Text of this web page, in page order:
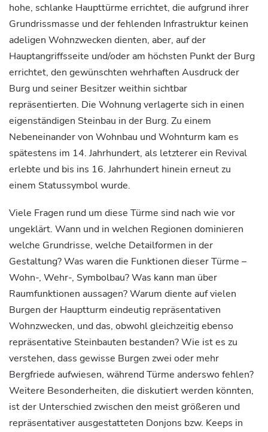
hohe, schlanke Haupttürme errichtet, die aufgrund ihrer
Grundrissmasse und der fehlenden Infrastruktur keinen
adeligen Wohnzwecken dienten, aber, auf der
Hauptangriffsseite und/oder am höchsten Punkt der Burg
errichtet, den gewünschten wehrhaften Ausdruck der
Burg und seiner Besitzer weithin sichtbar
repräsentierten. Die Wohnung verlagerte sich in einen
eigenständigen Steinbau in der Burg. Zu einem
Nebeneinander von Wohnbau und Wohnturm kam es
spätestens im 14. Jahrhundert, als letzterer ein Revival
erlebte und bis ins 16. Jahrhundert hinein erneut zu
einem Statussymbol wurde.
Viele Fragen rund um diese Türme sind nach wie vor
ungeklärt. Wann und in welchen Regionen dominieren
welche Grundrisse, welche Detailformen in der
Gestaltung? Was waren die Funktionen dieser Türme –
Wohn-, Wehr-, Symbolbau? Was kann man über
Raumfunktionen aussagen? Warum diente auf vielen
Burgen der Hauptturm eindeutig repräsentativen
Wohnzwecken, und das, obwohl gleichzeitig ebenso
repräsentative Steinbauten bestanden? Wie ist es zu
verstehen, dass gewisse Burgen zwei oder mehr
Bergfriede aufwiesen, während Türme anderswo fehlen?
Weitere Besonderheiten, die diskutiert werden könnten,
ist der Unterschied zwischen den meist größeren und
repräsentativer ausgestatteten Donjons bzw. Keeps in